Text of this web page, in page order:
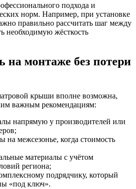
подхода и
норм. Например, при установке
правильно рассчитать шаг между
необходимую жёсткость
на монтаже без потери
крыши вполне возможна,
важным рекомендациям:
напрямую у производителей или
на межсезонье, когда стоимость
материалы с учётом
региона;
подрядчику, который
«под ключ».